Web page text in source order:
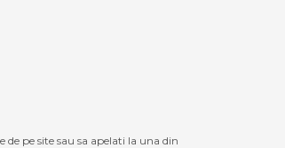
pe site sau sa apelati la una din